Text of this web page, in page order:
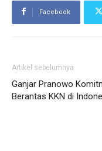
Facebook
Artikel sebelumnya
Ganjar Pranowo
Berantas KKN di